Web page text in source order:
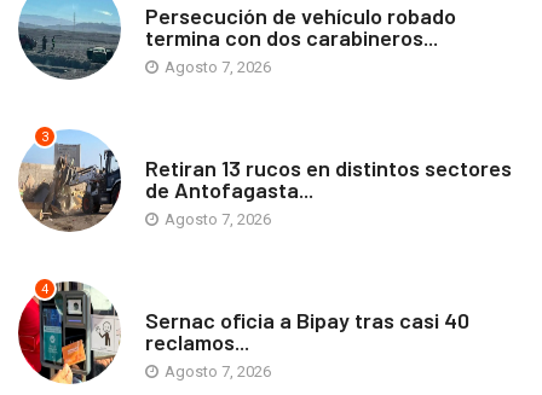
Persecución de vehículo robado
termina con dos carabineros...
Agosto 7, 2026
3
Retiran 13 rucos en distintos sectores
de Antofagasta...
Agosto 7, 2026
4
Sernac oficia a Bipay tras casi 40
reclamos...
Agosto 7, 2026